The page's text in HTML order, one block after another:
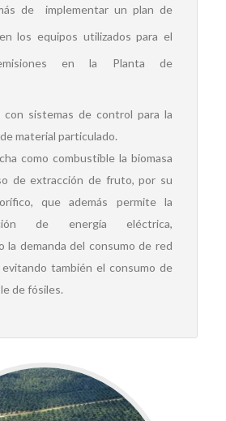
de implementar un plan de
los equipos utilizados para el
en la Planta de
con sistemas de control para la
material particulado.
como combustible la biomasa
de extracción de fruto, por su
que además permite la
de energía eléctrica,
la demanda del consumo de red
también el consumo de
de fósiles.